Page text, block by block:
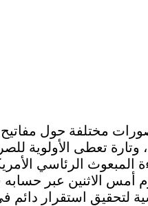
مختلفة حول
وتارة تعطى الأولوية
المبعوث الرئاسي
الاثنين عبر حسابه
لتحقيق استقرار